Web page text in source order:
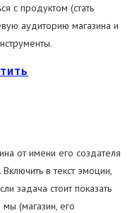
с продуктом (стать
аудиторию магазина и
от имени его создателя
в текст эмоции,
задача стоит показать
(магазин, его